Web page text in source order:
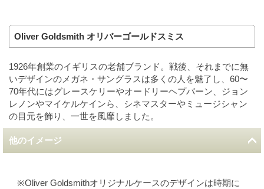
Oliver Goldsmith オリバーゴールドスミス
1926年創業のイギリスの老舗ブランド。戦後、それまでに無
いデザインのメガネ・サングラスは多くの人を魅了し、60〜
70年代にはグレースケリーやオードリーヘプバーン、ジョン
レノンやマイケルケインら、シネマスターやミュージシャン
の目元を飾り、一世を風靡しました。
他のイメージ
※Oliver Goldsmithオリジナルケースのデザインは時期に